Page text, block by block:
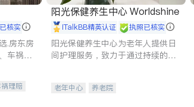
核实
.房东房
车祸重
祸理赔
阳光保健养生中心 Worldshine
iTalkBB精英认证 执照已核实
阳光保健养生中心为老年人提供日
间护理服务，致力于通过持续的护
老年中心 养老院